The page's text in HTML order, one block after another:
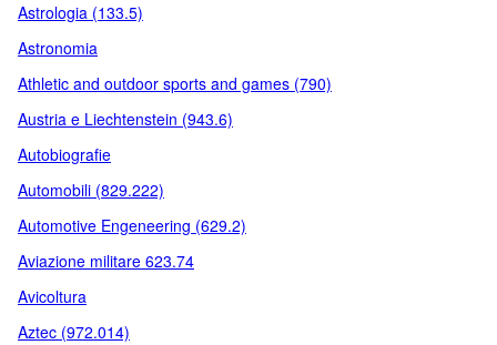
Astrologia (133.5)
Astronomia
Athletic and outdoor sports and games (790)
Austria e Liechtenstein (943.6)
Autobiografie
Automobili (829.222)
Automotive Engeneering (629.2)
Aviazione militare 623.74
Avicoltura
Aztec (972.014)